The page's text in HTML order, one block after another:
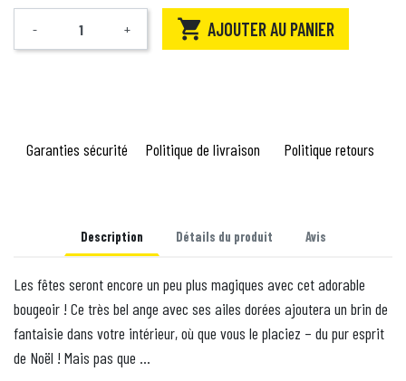
Quantité
- +  AJOUTER AU PANIER
Garanties sécurité Politique de livraison Politique retours
Description Détails du produit Avis
Les fêtes seront encore un peu plus magiques avec cet adorable
bougeoir ! Ce très bel ange avec ses ailes dorées ajoutera un brin de
fantaisie dans votre intérieur, où que vous le placiez – du pur esprit
de Noël ! Mais pas que …